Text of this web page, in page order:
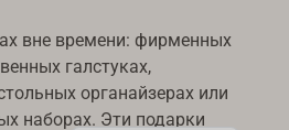
вне времени: фирменных
галстуках,
органайзерах или
наборах. Эти подарки
English
Español
Français